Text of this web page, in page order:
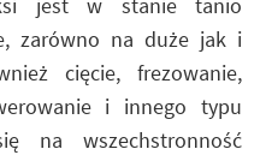
zarówno na duże jak i
cięcie, frezowanie,
i innego typu
na wszechstronność